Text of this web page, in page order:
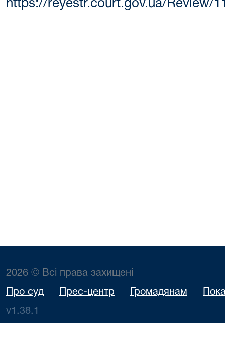
https://reyestr.court.gov.ua/Review/
2026 © Всі права захищені
Про суд Прес-центр Громадянам
v1.38.1